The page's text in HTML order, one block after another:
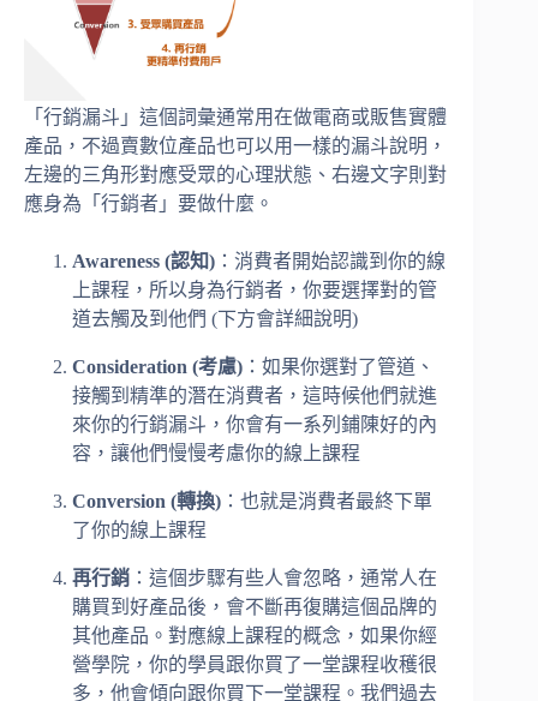
「行銷漏斗」這個詞彙通常用在做電商或販售實體
產品，不過賣數位產品也可以用一樣的漏斗說明，
左邊的三角形對應受眾的心理狀態、右邊文字則對
應身為「行銷者」要做什麼。
Awareness (認知) ：消費者開始認識到你的線
上課程，所以身為行銷者，你要選擇對的管
道去觸及到他們 (下方會詳細說明)
Consideration (考慮) ：如果你選對了管道、
接觸到精準的潛在消費者，這時候他們就進
來你的行銷漏斗，你會有一系列鋪陳好的內
容，讓他們慢慢考慮你的線上課程
Conversion (轉換) ：也就是消費者最終下單
了你的線上課程
再行銷 ：這個步驟有些人會忽略，通常人在
購買到好產品後，會不斷再復購這個品牌的
其他產品。對應線上課程的概念，如果你經
營學院，你的學員跟你買了一堂課程收穫很
多，他會傾向跟你買下一堂課程。我們過去